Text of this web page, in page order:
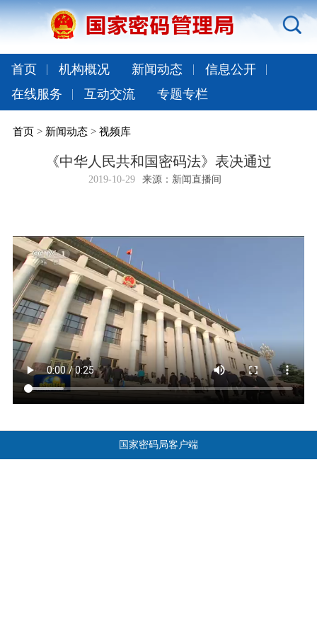
首页 机构概况 新闻动态
信息公开
在线服务
互动交流 专题专栏
首页> 新闻动态> 视频库
《中华人民共和国密码法》表决通过
2019-10-29 来源：新闻直播间
国家密码局客户端